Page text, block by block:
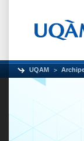
UQAM